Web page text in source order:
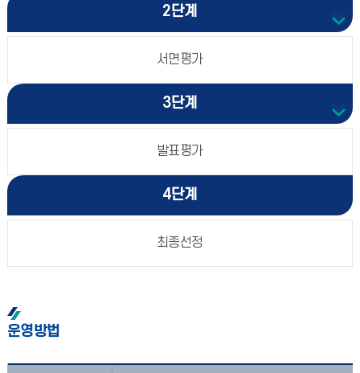
2단계
서면평가
3단계
발표평가
4단계
최종선정
운영방법